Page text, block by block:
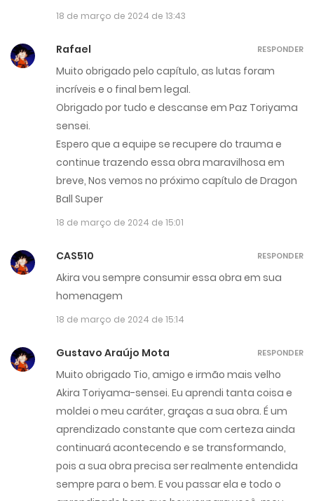
18 de março de 2024 de 13:43
Rafael
Muito obrigado pelo capítulo, as lutas foram
incríveis e o final bem legal.
Obrigado por tudo e descanse em Paz Toriyama
sensei.
Espero que a equipe se recupere do trauma e
continue trazendo essa obra maravilhosa em
breve, Nos vemos no próximo capítulo de Dragon
Ball Super
18 de março de 2024 de 15:01
RESPONDER
CAS510
Akira vou sempre consumir essa obra em sua
homenagem
18 de março de 2024 de 15:14
RESPONDER
Gustavo Araújo Mota
Muito obrigado Tio, amigo e irmão mais velho
Akira Toriyama-sensei. Eu aprendi tanta coisa e
moldei o meu caráter, graças a sua obra. É um
aprendizado constante que com certeza ainda
continuará acontecendo e se transformando,
pois a sua obra precisa ser realmente entendida
sempre para o bem. E vou passar ela e todo o
RESPONDER